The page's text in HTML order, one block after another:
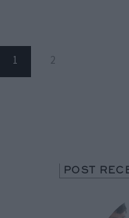
1 2
POST